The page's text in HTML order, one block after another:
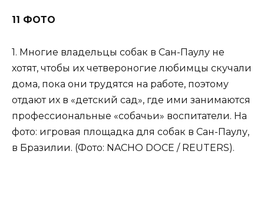
11 ФОТО
1. Многие владельцы собак в Сан-Паулу не
хотят, чтобы их четвероногие любимцы скучали
дома, пока они трудятся на работе, поэтому
отдают их в «детский сад», где ими занимаются
профессиональные «собачьи» воспитатели. На
фото: игровая площадка для собак в Сан-Паулу,
в Бразилии. (Фото: NACHO DOCE / REUTERS).